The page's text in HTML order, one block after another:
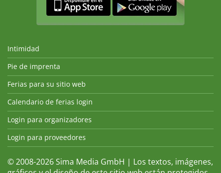
Intimidad
Pie de imprenta
Ferias para su sitio web
Calendario de ferias login
Login para organizadores
Login para proveedores
© 2008-2026 Sima Media GmbH | Los textos, imágenes,